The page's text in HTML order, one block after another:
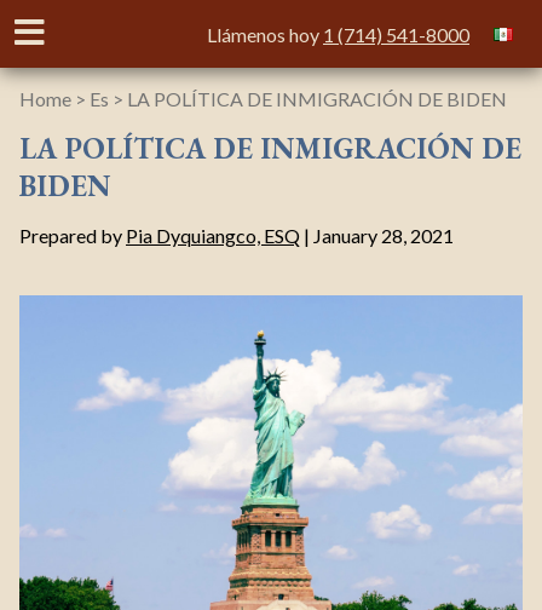
Llámenos hoy 1 (714) 541-8000
INICIO
ÁREAS DE PRACTICA
NOTICIAS
SOBRE NOSOTROS
DIRECCIONES
CONTACTO
Home > Es > LA POLÍTICA DE INMIGRACIÓN DE BIDEN
LA POLÍTICA DE INMIGRACIÓN DE
BIDEN
Prepared by Pia Dyquiangco, ESQ | January 28, 2021